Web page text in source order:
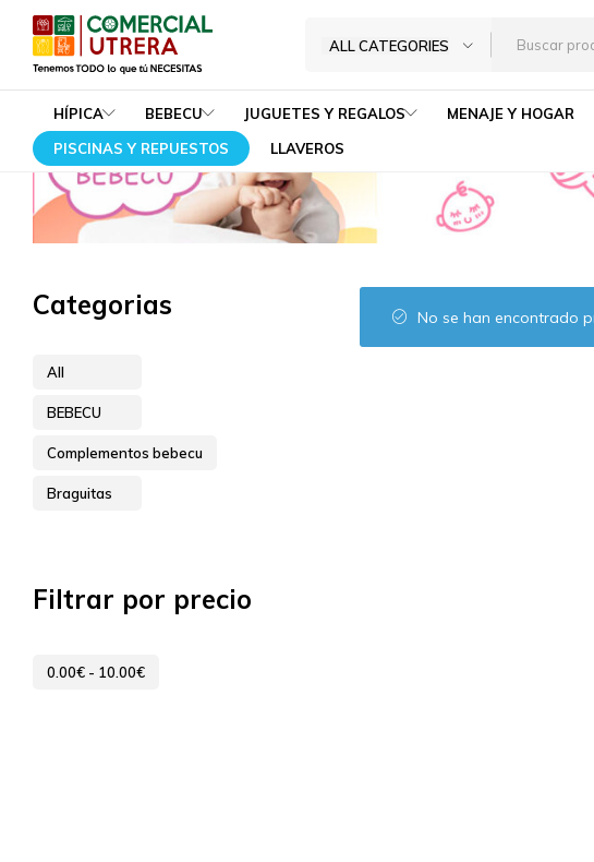
Comercial
Utrera
Tenemos
TODO
lo
que
NECESITAS
ALL CATEGORIES
HÍPICA BEBECU JUGUETES Y REGALOS MENAJE Y HOGAR
PISCINAS Y REPUESTOS
LLAVEROS
Home BEBECU Complementos bebecu
No se han encontrado
Categorias
All
BEBECU
Complementos bebecu
Braguitas
Filtrar por precio
0.00€ - 10.00€